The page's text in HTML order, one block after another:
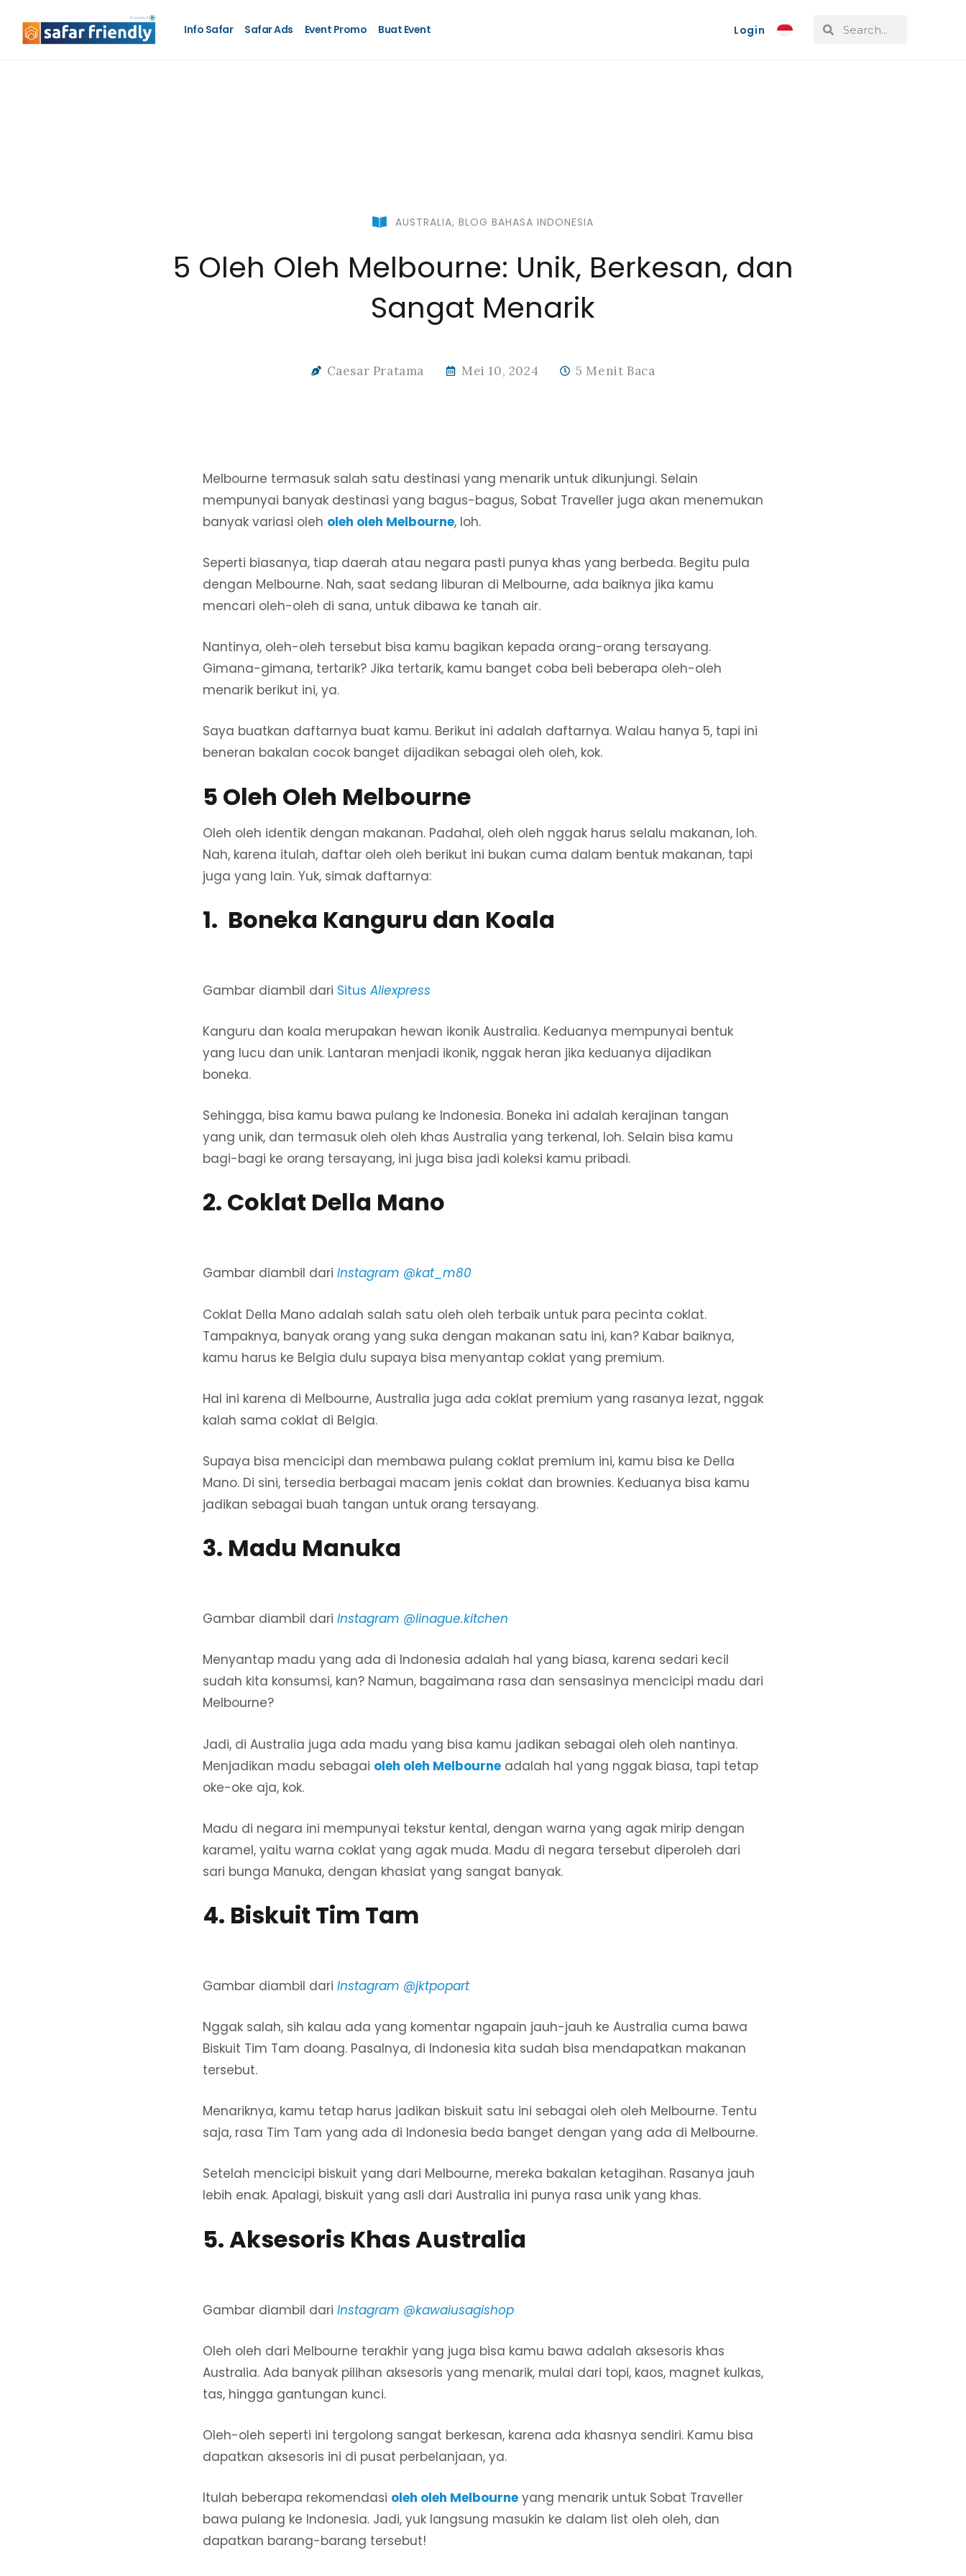
Info Safar Safar Ads Event Promo Buat Event Login
AUSTRALIA, BLOG BAHASA INDONESIA
5 Oleh Oleh Melbourne: Unik, Berkesan, dan
Sangat Menarik
Caesar Pratama Mei 10, 2024 5 Menit Baca
Melbourne termasuk salah satu destinasi yang menarik untuk dikunjungi. Selain
mempunyai banyak destinasi yang bagus-bagus, Sobat Traveller juga akan menemukan
banyak variasi oleh oleh oleh Melbourne, loh.
Seperti biasanya, tiap daerah atau negara pasti punya khas yang berbeda. Begitu pula
dengan Melbourne. Nah, saat sedang liburan di Melbourne, ada baiknya jika kamu
mencari oleh-oleh di sana, untuk dibawa ke tanah air.
Nantinya, oleh-oleh tersebut bisa kamu bagikan kepada orang-orang tersayang.
Gimana-gimana, tertarik? Jika tertarik, kamu banget coba beli beberapa oleh-oleh
menarik berikut ini, ya.
Saya buatkan daftarnya buat kamu. Berikut ini adalah daftarnya. Walau hanya 5, tapi ini
beneran bakalan cocok banget dijadikan sebagai oleh oleh, kok.
5 Oleh Oleh Melbourne
Oleh oleh identik dengan makanan. Padahal, oleh oleh nggak harus selalu makanan, loh.
Nah, karena itulah, daftar oleh oleh berikut ini bukan cuma dalam bentuk makanan, tapi
juga yang lain. Yuk, simak daftarnya:
1. Boneka Kanguru dan Koala
Gambar diambil dari Situs Aliexpress
Kanguru dan koala merupakan hewan ikonik Australia. Keduanya mempunyai bentuk
yang lucu dan unik. Lantaran menjadi ikonik, nggak heran jika keduanya dijadikan
boneka.
Sehingga, bisa kamu bawa pulang ke Indonesia. Boneka ini adalah kerajinan tangan
yang unik, dan termasuk oleh oleh khas Australia yang terkenal, loh. Selain bisa kamu
bagi-bagi ke orang tersayang, ini juga bisa jadi koleksi kamu pribadi.
2. Coklat Della Mano
Gambar diambil dari Instagram @kat_m80
Coklat Della Mano adalah salah satu oleh oleh terbaik untuk para pecinta coklat.
Tampaknya, banyak orang yang suka dengan makanan satu ini, kan? Kabar baiknya,
kamu harus ke Belgia dulu supaya bisa menyantap coklat yang premium.
Hal ini karena di Melbourne, Australia juga ada coklat premium yang rasanya lezat, nggak
kalah sama coklat di Belgia.
Supaya bisa mencicipi dan membawa pulang coklat premium ini, kamu bisa ke Della
Mano. Di sini, tersedia berbagai macam jenis coklat dan brownies. Keduanya bisa kamu
jadikan sebagai buah tangan untuk orang tersayang.
3. Madu Manuka
Gambar diambil dari Instagram @linague.kitchen
Menyantap madu yang ada di Indonesia adalah hal yang biasa, karena sedari kecil
sudah kita konsumsi, kan? Namun, bagaimana rasa dan sensasinya mencicipi madu dari
Melbourne?
Jadi, di Australia juga ada madu yang bisa kamu jadikan sebagai oleh oleh nantinya.
Menjadikan madu sebagai oleh oleh Melbourne adalah hal yang nggak biasa, tapi tetap
oke-oke aja, kok.
Madu di negara ini mempunyai tekstur kental, dengan warna yang agak mirip dengan
karamel, yaitu warna coklat yang agak muda. Madu di negara tersebut diperoleh dari
sari bunga Manuka, dengan khasiat yang sangat banyak.
4. Biskuit Tim Tam
Gambar diambil dari Instagram @jktpopart
Nggak salah, sih kalau ada yang komentar ngapain jauh-jauh ke Australia cuma bawa
Biskuit Tim Tam doang. Pasalnya, di Indonesia kita sudah bisa mendapatkan makanan
tersebut.
Menariknya, kamu tetap harus jadikan biskuit satu ini sebagai oleh oleh Melbourne. Tentu
saja, rasa Tim Tam yang ada di Indonesia beda banget dengan yang ada di Melbourne.
Setelah mencicipi biskuit yang dari Melbourne, mereka bakalan ketagihan. Rasanya jauh
lebih enak. Apalagi, biskuit yang asli dari Australia ini punya rasa unik yang khas.
5. Aksesoris Khas Australia
Gambar diambil dari Instagram @kawaiusagishop
Oleh oleh dari Melbourne terakhir yang juga bisa kamu bawa adalah aksesoris khas
Australia. Ada banyak pilihan aksesoris yang menarik, mulai dari topi, kaos, magnet kulkas,
tas, hingga gantungan kunci.
Oleh-oleh seperti ini tergolong sangat berkesan, karena ada khasnya sendiri. Kamu bisa
dapatkan aksesoris ini di pusat perbelanjaan, ya.
Itulah beberapa rekomendasi oleh oleh Melbourne yang menarik untuk Sobat Traveller
bawa pulang ke Indonesia. Jadi, yuk langsung masukin ke dalam list oleh oleh, dan
dapatkan barang-barang tersebut!